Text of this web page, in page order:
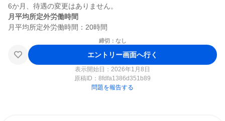
月平均所定外労働時間
締切：なし
エントリー画面へ行く
表示開始日：2026年1月8日
原稿ID： 8fdfa1386d351b89
問題を報告する